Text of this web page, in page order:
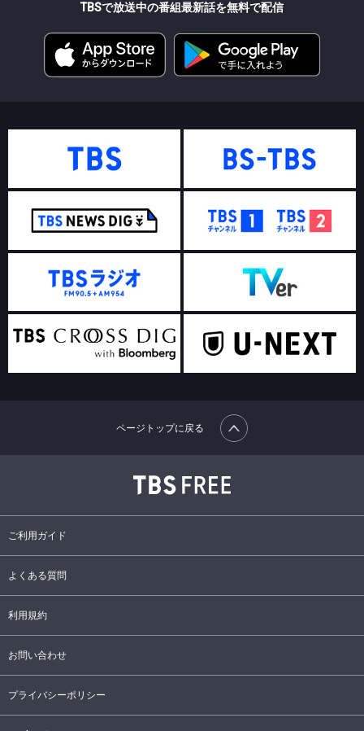
TBSで放送中の番組最新話を無料で配信
ご利用ガイド
よくある質問
利用規約
お問い合わせ
プライバシーポリシー
ページトップに戻る